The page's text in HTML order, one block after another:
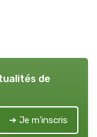
de
➔ Je m'inscris